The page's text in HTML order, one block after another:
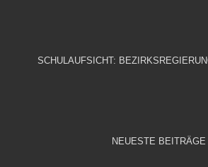
SCHULAUFSICHT:
NEUESTE BEITRÄGE